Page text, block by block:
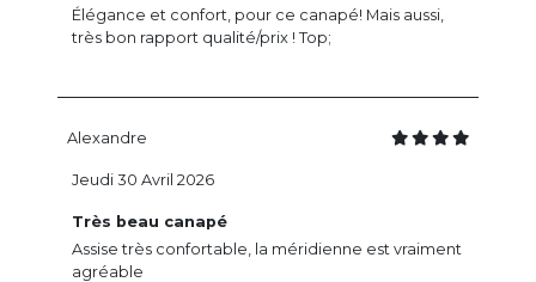
Élégance et confort, pour ce canapé! Mais aussi,
très bon rapport qualité/prix ! Top;
Alexandre
Très beau canapé
Assise très confortable, la méridienne est vraiment
agréable
Jeudi 30 Avril 2026